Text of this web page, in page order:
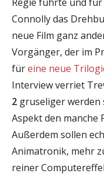
Connolly das
neue Film ganz
Vorgänger, der im
füreine neue
Interview verriet
2 gruseliger werden
Aspekt den manche
Außerdem sollen
Animatronik, mehr
reiner